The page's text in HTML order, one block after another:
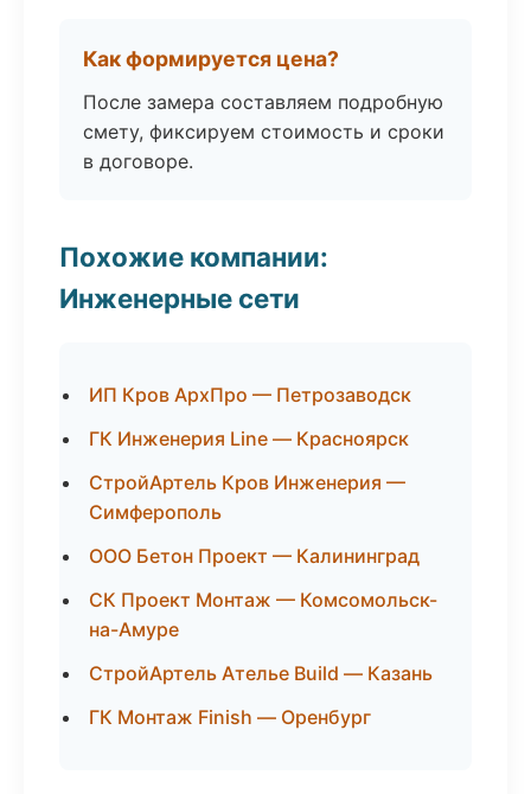
Как формируется цена?
После замера составляем подробную
смету, фиксируем стоимость и сроки
в договоре.
Похожие компании:
Инженерные сети
ИП Кров АрхПро — Петрозаводск
ГК Инженерия Line — Красноярск
СтройАртель Кров Инженерия —
Симферополь
ООО Бетон Проект — Калининград
СК Проект Монтаж — Комсомольск-
на-Амуре
СтройАртель Ателье Build — Казань
ГК Монтаж Finish — Оренбург